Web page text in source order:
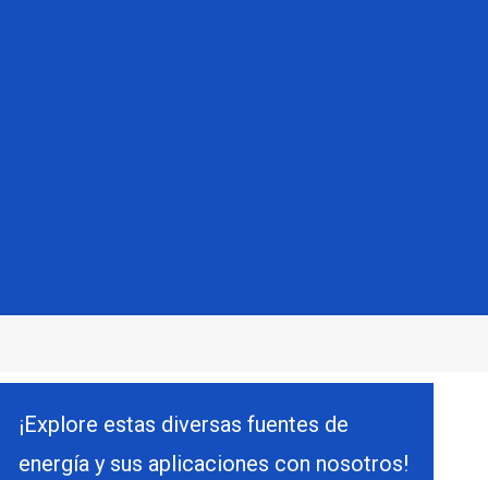
¡Explore estas diversas fuentes de
energía y sus aplicaciones con nosotros!